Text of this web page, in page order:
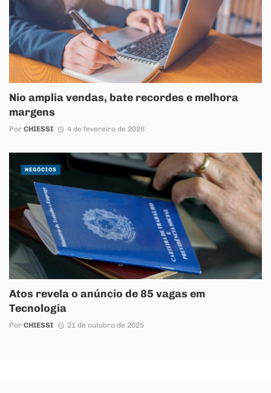
Nio amplia vendas, bate recordes e melhora
margens
Por CHIESSI 4 de fevereiro de 2026
Atos revela o anúncio de 85 vagas em
Tecnologia
Por CHIESSI 21 de outubro de 2025
NEGÓCIOS